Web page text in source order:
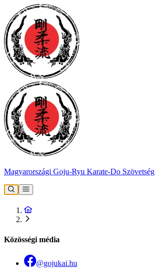
Magyarországi Goju-Ryu Karate-Do Szövetség
Közösségi média
@gojukai.hu